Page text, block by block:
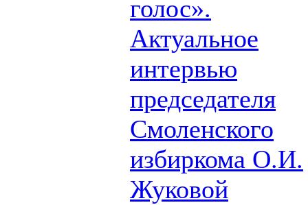
голос».
Актуальное
интервью
председателя
Смоленского
избиркома О.И.
Жуковой